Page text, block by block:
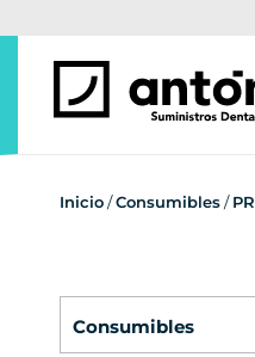
Inicio/Consumibles/
consumibles